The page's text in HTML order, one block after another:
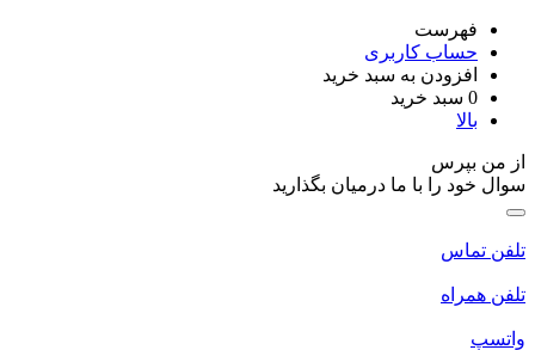
فهرست
حساب کاربری
افزودن به سبد خرید
0 سبد خرید
بالا
از من بپرس
سوال خود را با ما درمیان بگذارید
تلفن تماس
تلفن همراه
واتسپ